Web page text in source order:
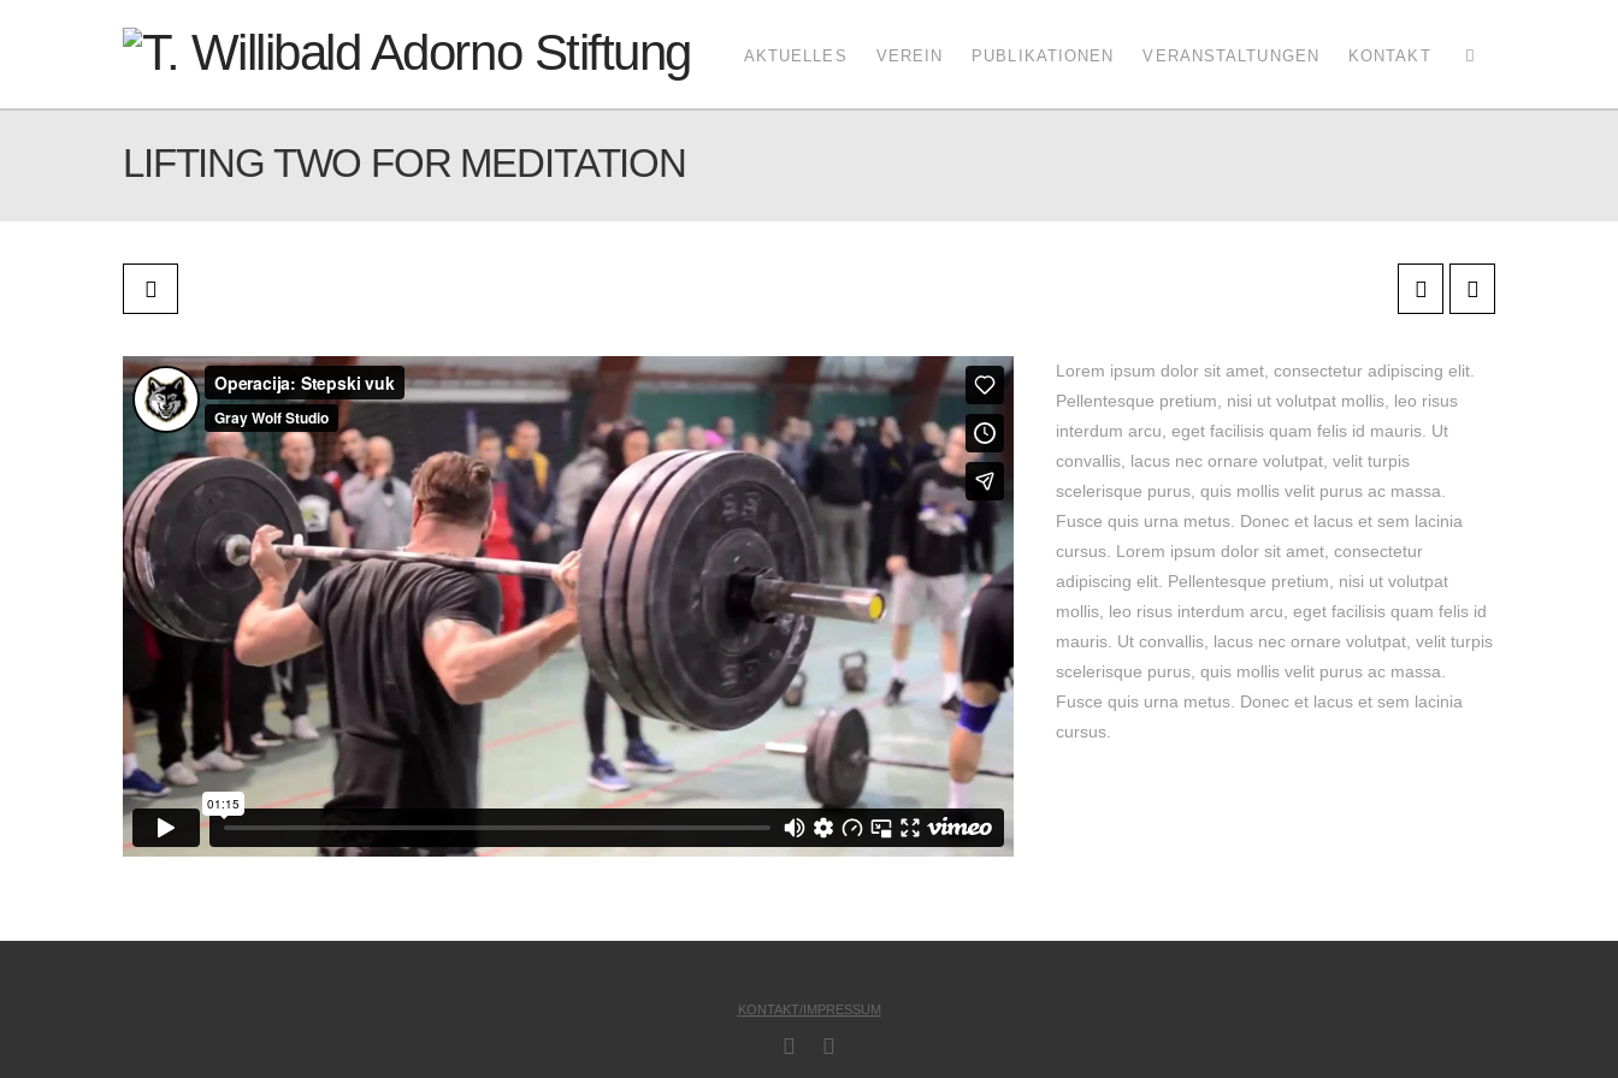
AKTUELLES VEREIN PUBLIKATIONEN VERANSTALTUNGEN KONTAKT
LIFTING TWO FOR MEDITATION
Lorem ipsum dolor sit amet, consectetur adipiscing elit.
Pellentesque pretium, nisi ut volutpat mollis, leo risus
interdum arcu, eget facilisis quam felis id mauris. Ut
convallis, lacus nec ornare volutpat, velit turpis
scelerisque purus, quis mollis velit purus ac massa.
Fusce quis urna metus. Donec et lacus et sem lacinia
cursus. Lorem ipsum dolor sit amet, consectetur
adipiscing elit. Pellentesque pretium, nisi ut volutpat
mollis, leo risus interdum arcu, eget facilisis quam felis id
mauris. Ut convallis, lacus nec ornare volutpat, velit turpis
scelerisque purus, quis mollis velit purus ac massa.
Fusce quis urna metus. Donec et lacus et sem lacinia
cursus.
KONTAKT/IMPRESSUM